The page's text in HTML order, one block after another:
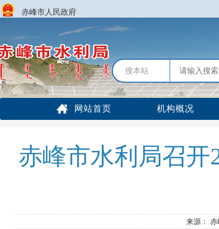
赤峰市人民政府
搜本站
网站首页 机构概况
赤峰市水利局召开
来源：